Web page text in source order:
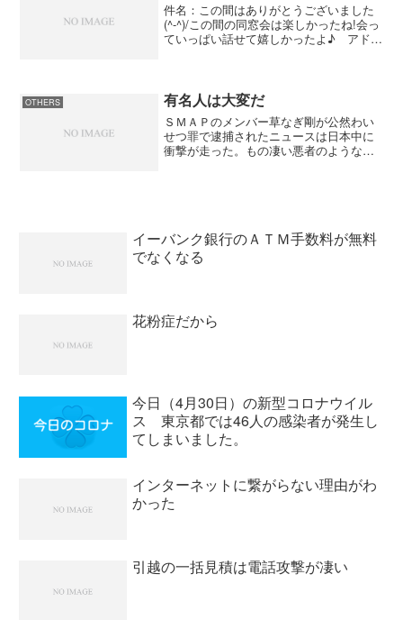
件名：この間はありがとうございました
(^-^)/この間の同窓会は楽しかったね!会っ
ていっぱい話せて嬉しかったよ♪ アドレ
びっくりだ...
OTHERS 有名人は大変だ
ＳＭＡＰのメンバー草なぎ剛が公然わい
せつ罪で逮捕されたニュースは日本中に
衝撃が走った。もの凄い悪者のような取
イーバンク銀行のＡＴＭ手数料が無料
でなくなる
花粉症だから
今日（4月30日）の新型コロナウイル
ス 東京都では46人の感染者が発生し
てしまいました。
インターネットに繋がらない理由がわ
かった
引越の一括見積は電話攻撃が凄い